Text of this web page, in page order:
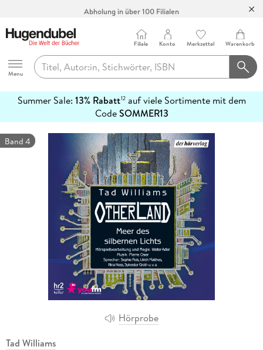
Abholung in über 100 Filialen
Hugendubel
Menu
Filiale Konto Merkzettel Warenkorb
Summer Sale: 13% Rabatt12auf viele Sortimente mit dem
CodeSOMMER13
erfahren
Hörprobe
Band 4
Tad Williams